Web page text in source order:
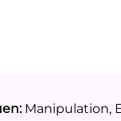
Manipulation,